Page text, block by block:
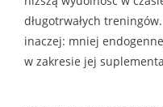
długotrwałych
inaczej: mniej
w zakresie jej